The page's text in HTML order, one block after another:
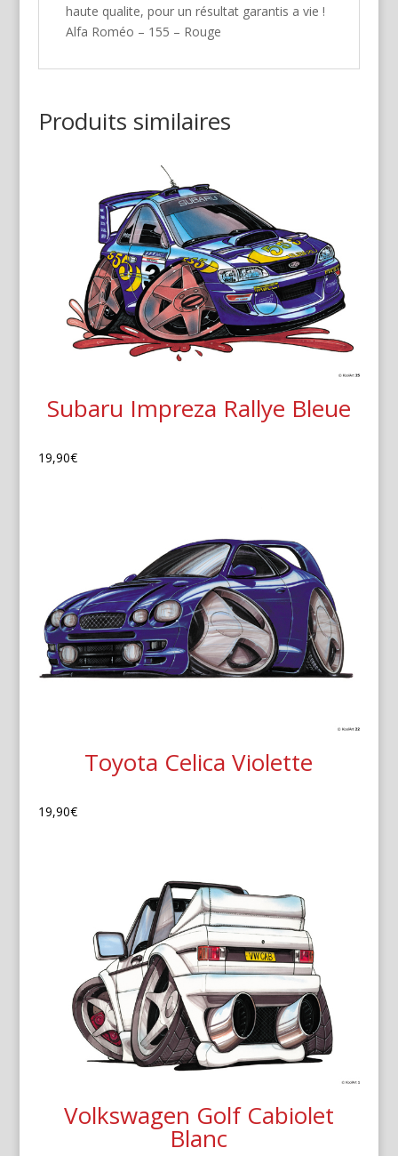
haute qualite, pour un résultat garantis a vie !
Alfa Roméo – 155 – Rouge
Produits similaires
Subaru Impreza Rallye Bleue
19,90€
Toyota Celica Violette
19,90€
Volkswagen Golf Cabiolet
Blanc